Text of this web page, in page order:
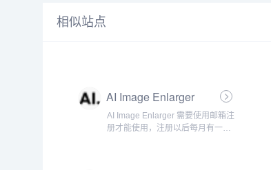
相似站点
AI Image Enlarger
AI Image Enlarger 需要使用邮箱注
册才能使用，注册以后每月有一定